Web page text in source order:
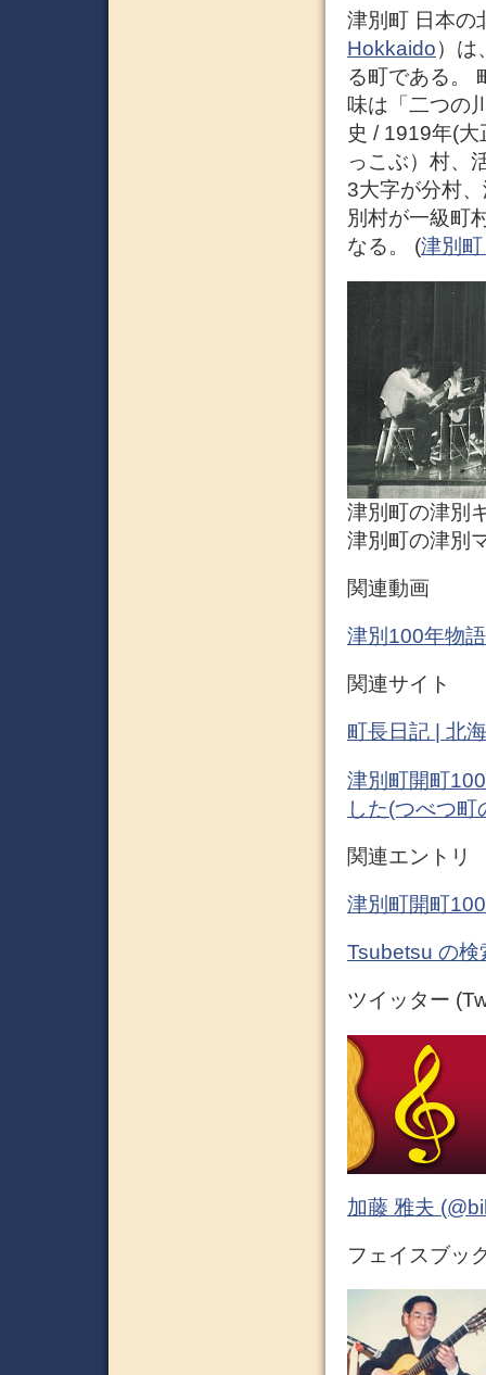
津別町 日本の
Hokkaido）は
る町である。
味は「二つの
史 / 1919年(
っこぶ）村、
3大字が分村
別村が一級町
なる。 (津別
津別町の津別
津別町の津別
関連動画
津別100年物
関連サイト
町長日記 | 北
津別町開町
した(つべつ
関連エントリ
津別町開町
Tsubetsu の検
ツイッター
加藤 雅夫
フェイスブッ